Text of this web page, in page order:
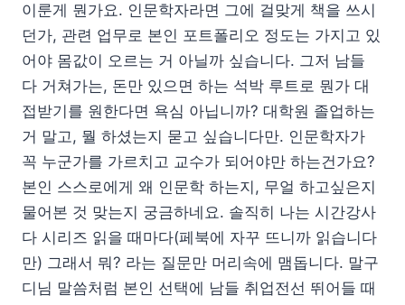
이룬게 뭔가요. 인문학자라면 그에 걸맞게 책을 쓰시
던가, 관련 업무로 본인 포트폴리오 정도는 가지고 있
어야 몸값이 오르는 거 아닐까 싶습니다. 그저 남들
다 거쳐가는, 돈만 있으면 하는 석박 루트로 뭔가 대
접받기를 원한다면 욕심 아닙니까? 대학원 졸업하는
거 말고, 뭘 하셨는지 묻고 싶습니다만. 인문학자가
꼭 누군가를 가르치고 교수가 되어야만 하는건가요?
본인 스스로에게 왜 인문학 하는지, 무얼 하고싶은지
물어본 것 맞는지 궁금하네요. 솔직히 나는 시간강사
다 시리즈 읽을 때마다(페북에 자꾸 뜨니까 읽습니다
만) 그래서 뭐? 라는 질문만 머리속에 맴돕니다. 말구
디님 말씀처럼 본인 선택에 남들 취업전선 뛰어들 때